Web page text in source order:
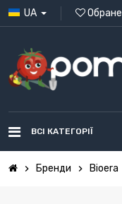
UA Обране
ВСІ КАТЕГОРІЇ
chevron_right Бренди chevron_right Bioera